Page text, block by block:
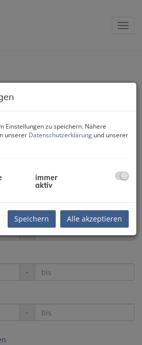
-
-
Einstellungen zu speichern. Nähere
unserer Datenschutzerklärung und unserer
immer
aktiv
Speichern Alle akzeptieren